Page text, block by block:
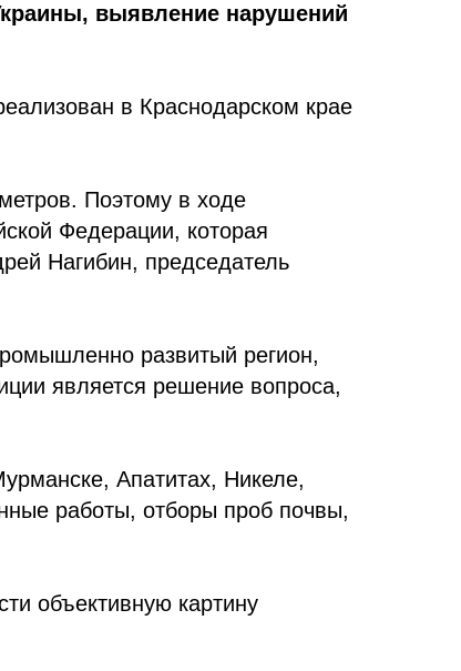
выявление нарушений
в Краснодарском крае
Поэтому в ходе
Федерации, которая
Нагибин, председатель
развитый регион,
является решение вопроса,
Апатитах, Никеле,
работы, отборы проб почвы,
объективную картину